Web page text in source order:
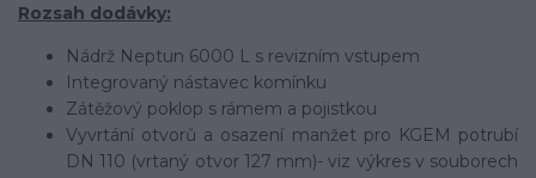
Rozsah dodávky:
Nádrž Neptun 6000 L s revizním vstupem
Integrovaný nástavec komínku
Zátěžový poklop s rámem a pojistkou
Vyvrtání otvorů a osazení manžet pro KGEM potrubí
DN 110 (vrtaný otvor 127 mm)- viz výkres v souborech